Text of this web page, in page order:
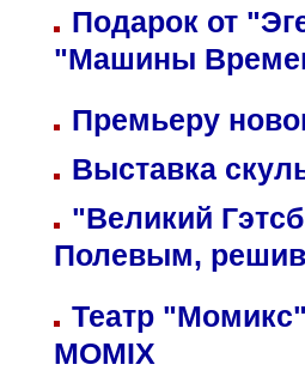
Подарок от
"Машины
Премьеру
Выставка
"Великий
Полевым,
Театр
MOMIX